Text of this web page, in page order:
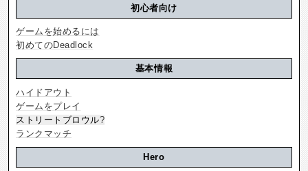
初心者向け
ゲームを始めるには
初めてのDeadlock
基本情報
ハイドアウト
ゲームをプレイ
ストリートブロウル?
ランクマッチ
Hero